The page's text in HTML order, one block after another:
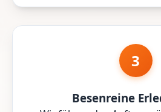
3
Besenreine